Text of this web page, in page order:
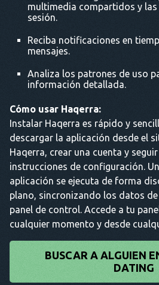
multimedia compartidos y
sesión.
Reciba notificaciones en
mensajes.
Analiza los patrones de uso
información detallada.
Cómo usar Haqerra:
Instalar Haqerra es rápido y
descargar la aplicación desde el
Haqerra, crear una cuenta y
instrucciones de configuración.
aplicación se ejecuta de forma
plano, sincronizando los datos
panel de control. Accede a tu
cualquier momento y desde
BUSCAR A ALGUIEN
DATING